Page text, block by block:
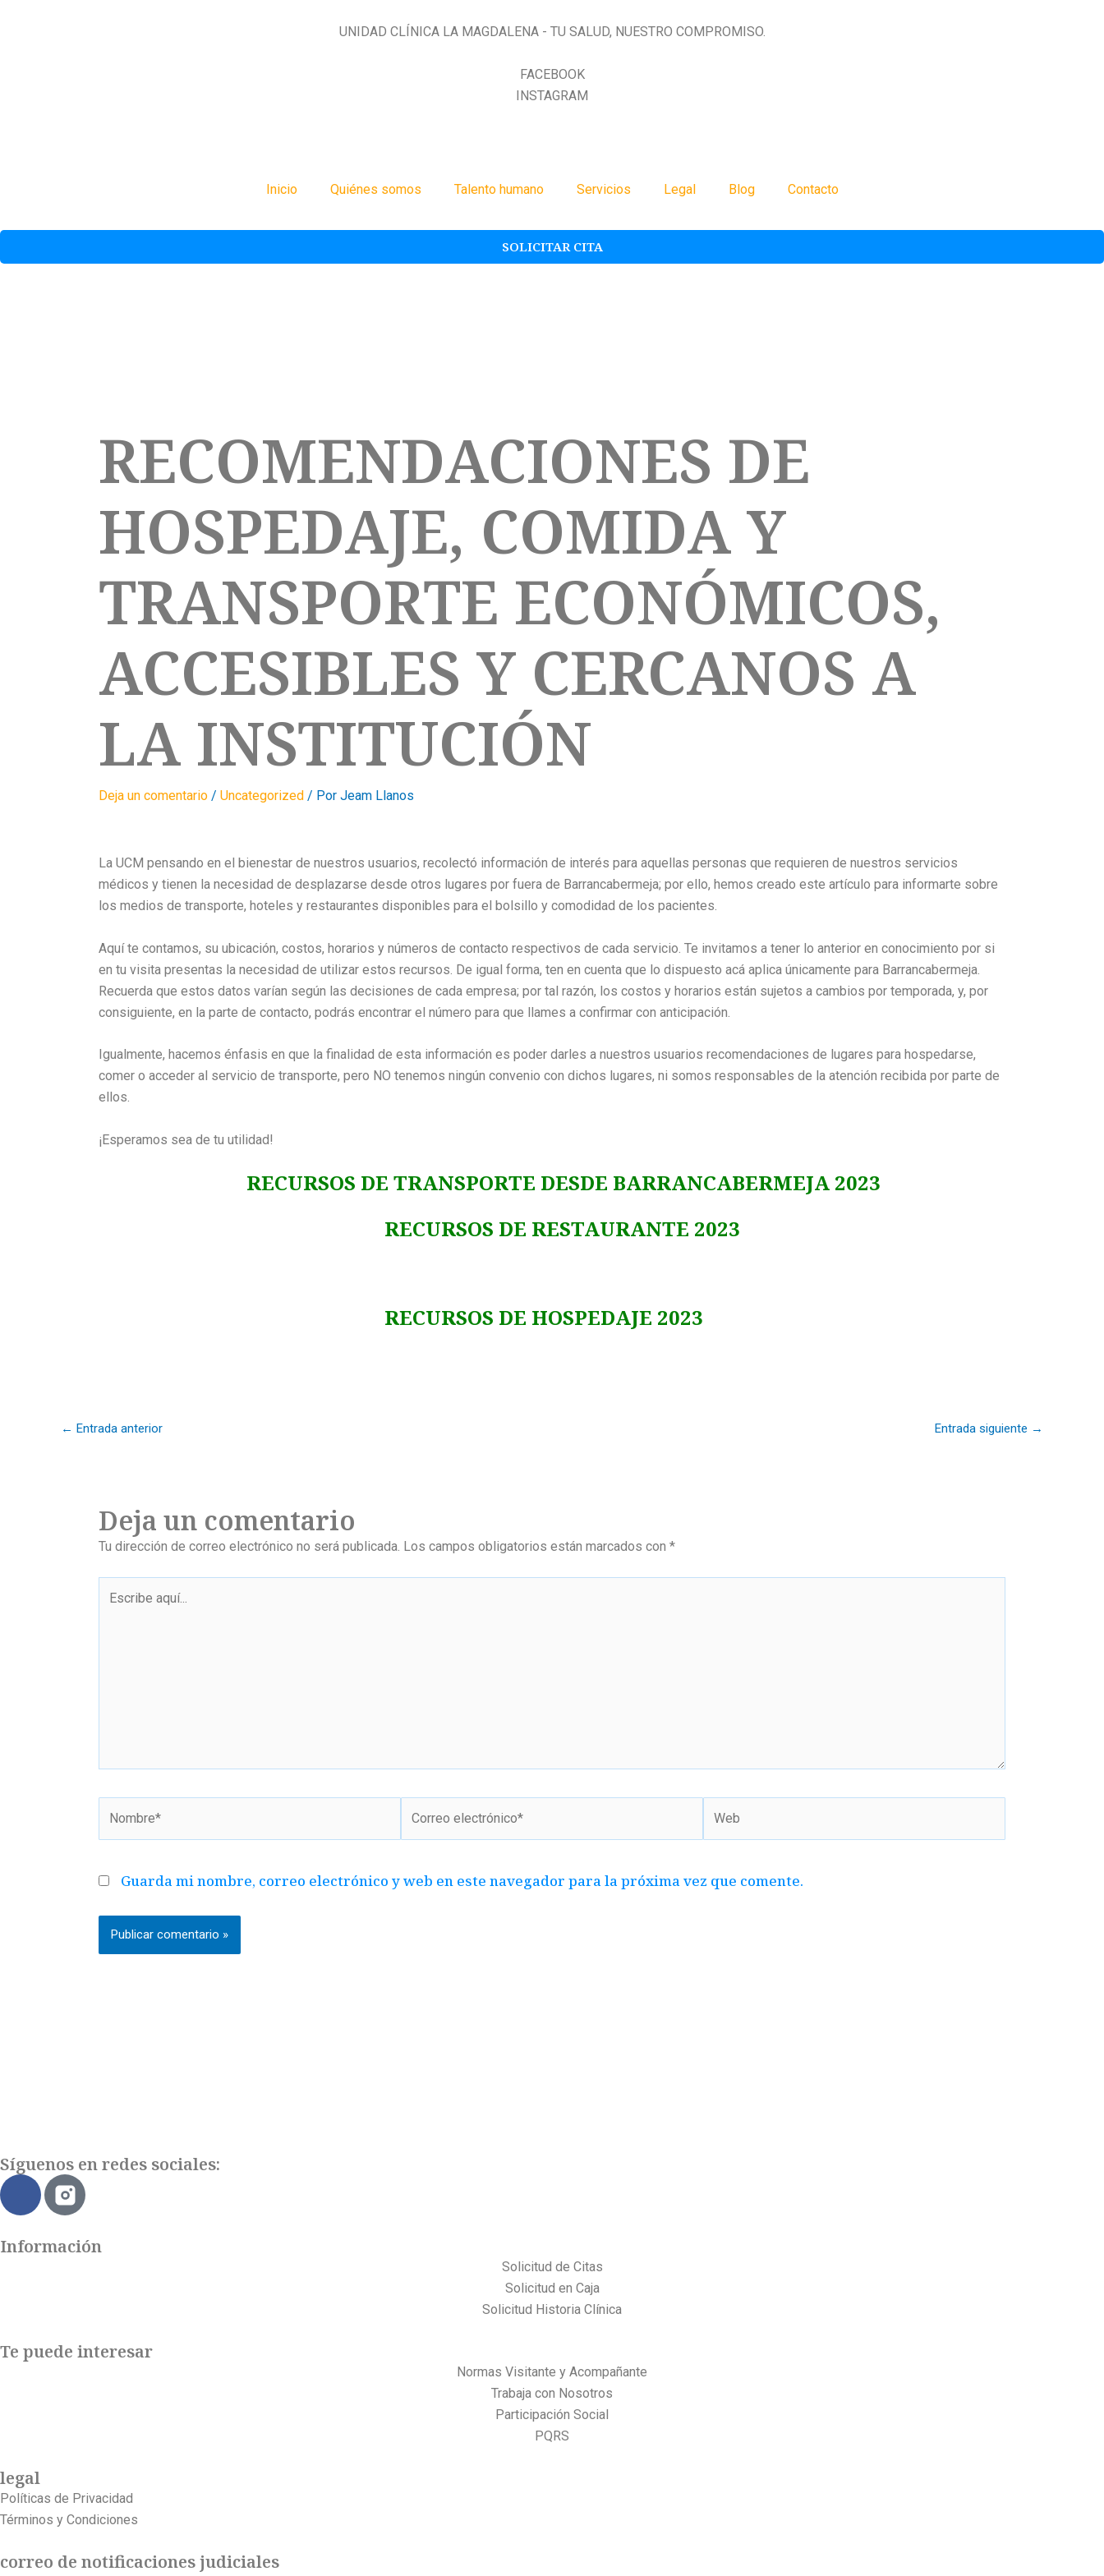
UNIDAD CLÍNICA LA MAGDALENA - TU SALUD, NUESTRO COMPROMISO.
FACEBOOK
INSTAGRAM
Inicio Quiénes somos Talento humano Servicios Legal Blog Contacto
SOLICITAR CITA
RECOMENDACIONES DE
HOSPEDAJE, COMIDA Y
TRANSPORTE ECONÓMICOS,
ACCESIBLES Y CERCANOS A
LA INSTITUCIÓN
Deja un comentario / Uncategorized / Por Jeam Llanos
La UCM pensando en el bienestar de nuestros usuarios, recolectó información de interés para aquellas personas que requieren de nuestros servicios
médicos y tienen la necesidad de desplazarse desde otros lugares por fuera de Barrancabermeja; por ello, hemos creado este artículo para informarte sobre
los medios de transporte, hoteles y restaurantes disponibles para el bolsillo y comodidad de los pacientes.
Aquí te contamos, su ubicación, costos, horarios y números de contacto respectivos de cada servicio. Te invitamos a tener lo anterior en conocimiento por si
en tu visita presentas la necesidad de utilizar estos recursos. De igual forma, ten en cuenta que lo dispuesto acá aplica únicamente para Barrancabermeja.
Recuerda que estos datos varían según las decisiones de cada empresa; por tal razón, los costos y horarios están sujetos a cambios por temporada, y, por
consiguiente, en la parte de contacto, podrás encontrar el número para que llames a confirmar con anticipación.
Igualmente, hacemos énfasis en que la finalidad de esta información es poder darles a nuestros usuarios recomendaciones de lugares para hospedarse,
comer o acceder al servicio de transporte, pero NO tenemos ningún convenio con dichos lugares, ni somos responsables de la atención recibida por parte de
ellos.
¡Esperamos sea de tu utilidad!
RECURSOS DE TRANSPORTE DESDE BARRANCABERMEJA 2023
RECURSOS DE RESTAURANTE 2023
RECURSOS DE HOSPEDAJE 2023
← Entrada anterior Entrada siguiente →
Deja un comentario
Tu dirección de correo electrónico no será publicada. Los campos obligatorios están marcados con *
Escribe
aquí...
Nombre*
Correo
electrónico*
Web
Guarda mi nombre, correo electrónico y web en este navegador para la próxima vez que comente.
Síguenos en redes sociales:
F
e
Información
Solicitud de Citas
Solicitud en Caja
Solicitud Historia Clínica
Te puede interesar
Normas Visitante y Acompañante
Trabaja con Nosotros
Participación Social
PQRS
legal
Políticas de Privacidad
Términos y Condiciones
correo de notificaciones judiciales